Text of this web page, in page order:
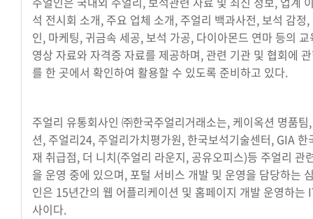
석 전시회 소개, 주요 업체 소개, 주얼리 백과사전, 보석 감정,
인, 마케팅, 귀금속 세공, 보석 가공, 다이아몬드 연마 등의
영상 자료와 자격증 자료를 제공하며, 관련 기관 및 협회에
를 한 곳에서 확인하여 활용할 수 있도록 준비하고 있다.
주얼리 유통회사인 ㈜한국주얼리거래소는, 케이옥션 명품팀
션, 주얼리24, 주얼리가치평가원, 한국보석기술센터, GIA 한
재 취급점, 더 니치(주얼리 라운지, 공유오피스)등 주얼리 관
을 운영 중에 있으며, 포털 서비스 개발 및 운영을 담당하는
인은 15년간의 웹 어플리케이션 및 홈페이지 개발 운영하는
사이다.